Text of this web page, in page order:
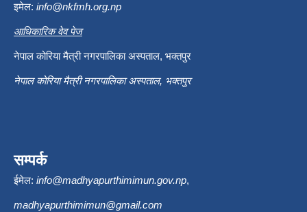
इमेल: info@nkfmh.org.np
आधिकारिक वेव पेज
नेपाल कोरिया मैत्री नगरपालिका अस्पताल, भक्तपुर
नेपाल कोरिया मैत्री नगरपालिका अस्पताल, भक्तपुर
सम्पर्क
ईमेल: info@madhyapurthimimun.gov.np,
madhyapurthimimun@gmail.com